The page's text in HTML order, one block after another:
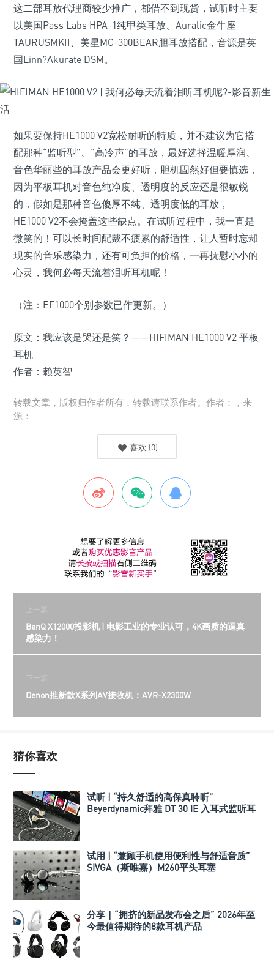
这二部耳放代理商较少推广，都借不到现货，试听时主要
以美国Pass Labs HPA-1纯甲类耳放、Auralic金牛座
TAURUSMKII、美星MC-300BEAR胆耳放搭配，音源是英
国Linn?Akurate DSM。
如果要保持HE1000 V2宽松耐听的特质，并不建议为它搭
配那种“监听型”、“高冷声”的耳放，最好选择温暖厚润、
音色华丽些的耳放产品会更好听，胆机固然好但要慎选，
因为平板耳机对音色纯净度、透明度的反应还是很敏锐
的，假如是那种音色傻厚不纯、透明度低的耳放，
HE1000 V2不会掩盖这些缺点。在试听过程中，我一直是
微笑的！可以长时间配戴不疲累的舒适性，让人暂时忘却
现实的音乐感染力，还有可负担的价格，一再抚慰小小的
心灵，我何必每天流着泪听耳机呢！
（注：EF1000个别参数已作更新。）
原文：我应该是哭还是笑？——HIFIMAN HE1000 V2 平板
耳机
作者：赖英智
转载文章，版权归作者所有，转载请联系作者。作者：，来
源：
喜欢 (0)
上一篇
BenQ X12000投影机 | 电影工业的专业认可，4K画质的逼真
感染力！
下一篇
Denon推新款X系列AV接收机：AVR-X2300W
猜你喜欢
试听 | “持久舒适的高保真聆听”
Beyerdynamic拜雅 DT 30 IE 入耳式监听耳
试用 | “兼顾手机使用便利性与舒适音质”
SIVGA（斯唯嘉）M260平头耳塞
分享｜“拥挤的新品发布会之后” 2026年至
今最值得期待的8款耳机产品